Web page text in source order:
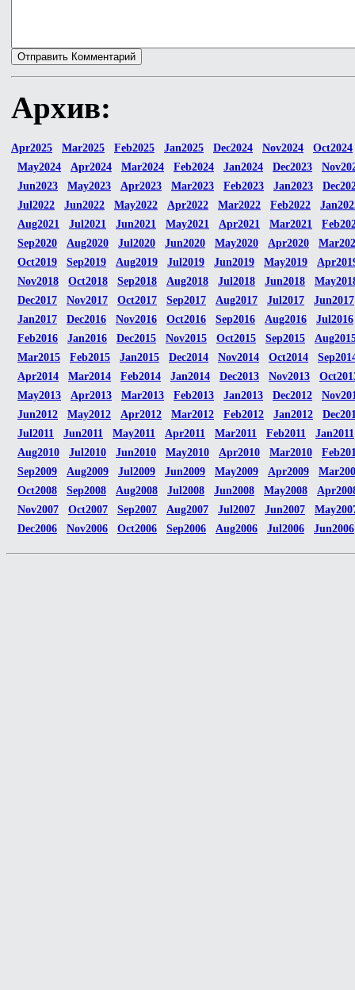
Архив:
Apr2025 Mar2025 Feb2025 Jan2025 Dec2024 Nov2024
Oct2024
May2024
Apr2024 Mar2024 Feb2024 Jan2024 Dec2023
Jun2023
May2023 Apr2023 Mar2023 Feb2023 Jan2023
Jul2022
Jun2022 May2022 Apr2022 Mar2022 Feb2022
Aug2021
Jul2021 Jun2021 May2021 Apr2021 Mar2021
Sep2020
Aug2020 Jul2020 Jun2020 May2020 Apr2020
Oct2019
Sep2019 Aug2019 Jul2019 Jun2019 May2019
Nov2018
Oct2018 Sep2018 Aug2018 Jul2018 Jun2018
Dec2017
Nov2017 Oct2017 Sep2017 Aug2017 Jul2017
Jun2017
Jan2017
Dec2016 Nov2016 Oct2016 Sep2016 Aug2016
Jul2016
Feb2016
Jan2016 Dec2015 Nov2015 Oct2015 Sep2015
Mar2015
Feb2015 Jan2015 Dec2014 Nov2014 Oct2014
Apr2014
Mar2014 Feb2014 Jan2014 Dec2013 Nov2013
May2013
Apr2013 Mar2013 Feb2013 Jan2013 Dec2012
Jun2012
May2012 Apr2012 Mar2012 Feb2012 Jan2012
Jul2011
Jun2011 May2011 Apr2011 Mar2011 Feb2011
Jan2011
Aug2010
Jul2010 Jun2010 May2010 Apr2010 Mar2010
Sep2009
Aug2009 Jul2009 Jun2009 May2009 Apr2009
Oct2008
Sep2008 Aug2008 Jul2008 Jun2008 May2008
Nov2007
Oct2007 Sep2007 Aug2007 Jul2007 Jun2007
Dec2006
Nov2006 Oct2006 Sep2006 Aug2006 Jul2006 Jun2006